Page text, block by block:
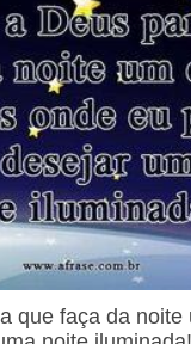
que faça da